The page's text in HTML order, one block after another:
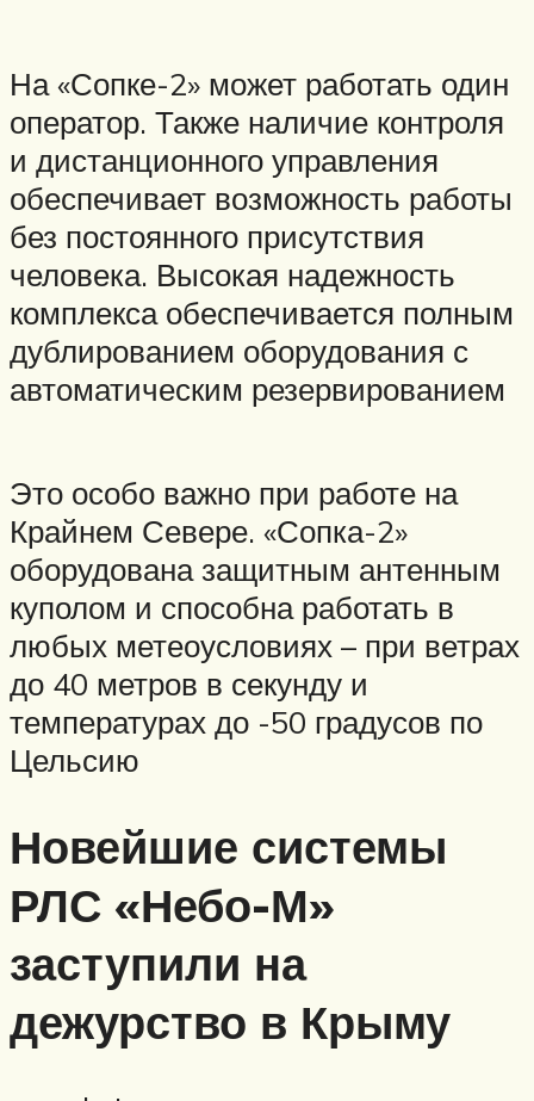
На «Сопке-2» может работать один
оператор. Также наличие контроля
и дистанционного управления
обеспечивает возможность работы
без постоянного присутствия
человека. Высокая надежность
комплекса обеспечивается полным
дублированием оборудования с
автоматическим резервированием
Это особо важно при работе на
Крайнем Севере. «Сопка-2»
оборудована защитным антенным
куполом и способна работать в
любых метеоусловиях – при ветрах
до 40 метров в секунду и
температурах до -50 градусов по
Цельсию
Новейшие системы
РЛС «Небо-М»
заступили на
дежурство в Крыму